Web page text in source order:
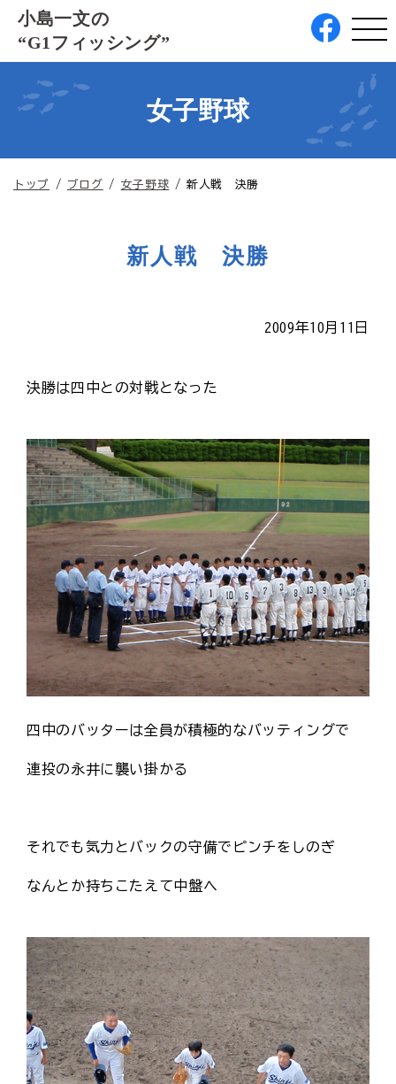
このページの本文へ
小島一文の
“G1フィッシング”
女子野球
現
トップ / ブログ / 女子野球 /新人戦 決勝
新人戦 決勝
2009年10月11日
決勝は四中との対戦となった
四中のバッターは全員が積極的なバッティングで
連投の永井に襲い掛かる
それでも気力とバックの守備でピンチをしのぎ
なんとか持ちこたえて中盤へ